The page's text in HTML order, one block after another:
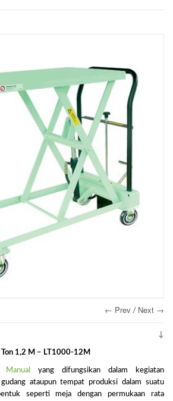
← Prev / Next →
1,2 M – LT1000-12M
yang difungsikan dalam kegiatan
ataupun tempat produksi dalam suatu
seperti meja dengan permukaan rata